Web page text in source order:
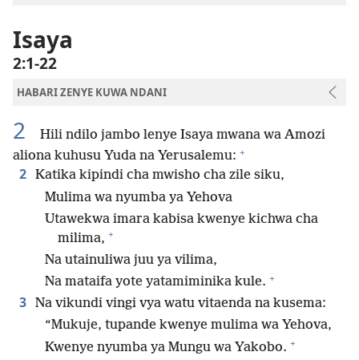
Isaya
2:1-22
HABARI ZENYE KUWA NDANI
2
Hili ndilo jambo lenye Isaya mwana wa Amozi
aliona kuhusu Yuda na Yerusalemu: +
2 Katika kipindi cha mwisho cha zile siku,
Mulima wa nyumba ya Yehova
Utawekwa imara kabisa kwenye kichwa cha
milima, +
Na utainuliwa juu ya vilima,
Na mataifa yote yatamiminika kule. +
3 Na vikundi vingi vya watu vitaenda na kusema:
“Mukuje, tupande kwenye mulima wa Yehova,
Kwenye nyumba ya Mungu wa Yakobo. +